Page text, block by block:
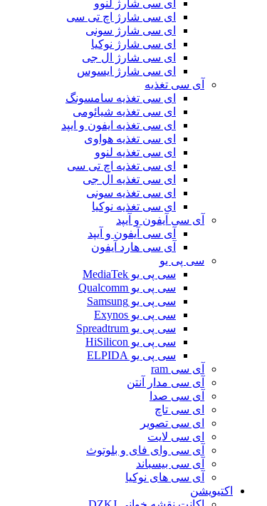
ای سی شارژ لنوو
ای سی شارژ اچ تی سی
ای سی شارژ سونی
ای سی شارژ نوکیا
ای سی شارژ ال جی
ای سی شارژ ایسوس
آی سی تغذیه
ای سی تغذیه سامسونگ
ای سی تغذیه شیائومی
ای سی تغذیه ایفون و ایپد
ای سی تغذیه هواوی
ای سی تغذیه لنوو
ای سی تغذیه اچ تی سی
ای سی تغذیه ال جی
ای سی تغذیه سونی
ای سی تغذیه نوکیا
آی سی آیفون و آیپد
آی سی آیفون و آیپد
آی سی هارد آیفون
سی پی یو
سی پی یو MediaTek
سی پی یو Qualcomm
سی پی یو Samsung
سی پی یو Exynos
سی پی یو Spreadtrum
سی پی یو HiSilicon
سی پی یو ELPIDA
آی سی ram
آی سی مدار آنتن
آی سی صدا
ای سی تاچ
ای سی تصویر
ای سی لایت
آی سی وای فای و بلوتوث
آی سی بیسباند
آی سی های نوکیا
اکتیویشن